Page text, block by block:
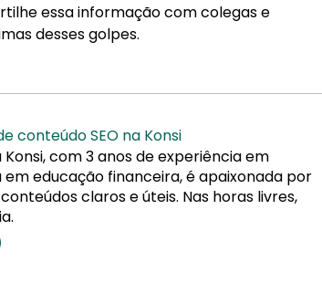
essa informação com colegas e
desses golpes.
conteúdo SEO na Konsi
com 3 anos de experiência em
educação financeira, é apaixonada por
claros e úteis. Nas horas livres,